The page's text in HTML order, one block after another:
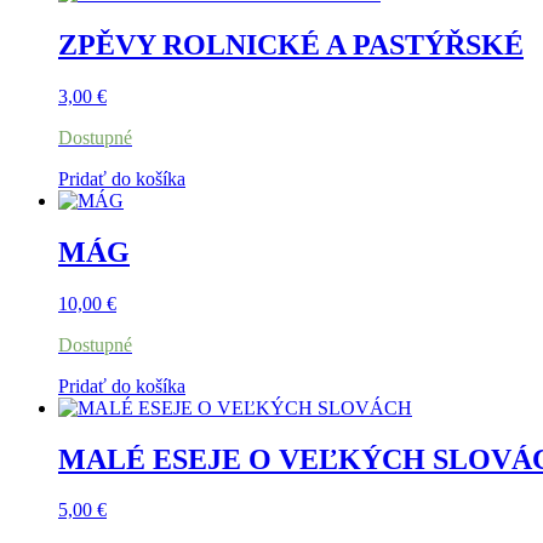
ZPĚVY ROLNICKÉ A PASTÝŘSKÉ
3,00 €
Dostupné
Pridať do košíka
MÁG
10,00 €
Dostupné
Pridať do košíka
MALÉ ESEJE O VEĽKÝCH
5,00 €